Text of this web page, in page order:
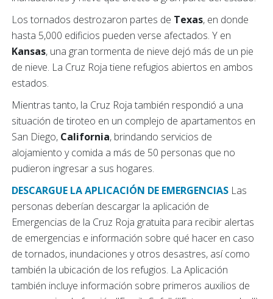
Los tornados destrozaron partes de Texas, en donde
hasta 5,000 edificios pueden verse afectados. Y en
Kansas, una gran tormenta de nieve dejó más de un pie
de nieve. La Cruz Roja tiene refugios abiertos en ambos
estados.
Mientras tanto, la Cruz Roja también respondió a una
situación de tiroteo en un complejo de apartamentos en
San Diego, California, brindando servicios de
alojamiento y comida a más de 50 personas que no
pudieron ingresar a sus hogares.
DESCARGUE LA APLICACIÓN DE EMERGENCIAS Las
personas deberían descargar la aplicación de
Emergencias de la Cruz Roja gratuita para recibir alertas
de emergencias e información sobre qué hacer en caso
de tornados, inundaciones y otros desastres, así como
también la ubicación de los refugios. La Aplicación
también incluye información sobre primeros auxilios de